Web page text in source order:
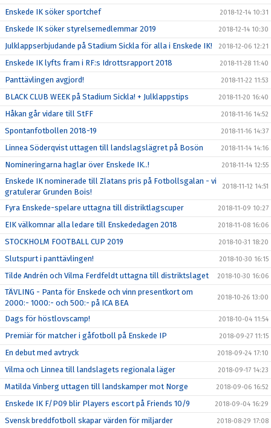
Enskede IK söker sportchef 2018-12-14 10:31
Enskede IK söker styrelsemedlemmar 2019 2018-12-14 10:30
Julklappserbjudande på Stadium Sickla för alla i Enskede IK! 2018-12-06 12:21
Enskede IK lyfts fram i RF:s Idrottsrapport 2018 2018-11-28 11:40
Panttävlingen avgjord! 2018-11-22 11:53
BLACK CLUB WEEK på Stadium Sickla! + Julklappstips 2018-11-20 16:40
Håkan går vidare till StFF 2018-11-16 14:52
Spontanfotbollen 2018-19 2018-11-16 14:37
Linnea Söderqvist uttagen till landslagslägret på Bosön 2018-11-14 14:16
Nomineringarna haglar över Enskede IK..! 2018-11-14 12:55
Enskede IK nominerade till Zlatans pris på Fotbollsgalan - vi
gratulerar Grunden Bois!
2018-11-12 14:51
Fyra Enskede-spelare uttagna till distriktlagscuper 2018-11-09 10:27
EIK välkomnar alla ledare till Enskededagen 2018 2018-11-08 16:06
STOCKHOLM FOOTBALL CUP 2019 2018-10-31 18:20
Slutspurt i panttävlingen! 2018-10-30 16:15
Tilde Andrén och Vilma Ferdfeldt uttagna till distriktslaget 2018-10-30 16:06
TÄVLING - Panta för Enskede och vinn presentkort om
2000:- 1000:- och 500:- på ICA BEA
2018-10-26 13:00
Dags för höstlovscamp! 2018-10-04 11:54
Premiär för matcher i gåfotboll på Enskede IP 2018-09-27 11:15
En debut med avtryck 2018-09-24 17:10
Vilma och Linnea till landslagets regionala läger 2018-09-17 14:23
Matilda Vinberg uttagen till landskamper mot Norge 2018-09-06 16:52
Enskede IK F/P09 blir Players escort på Friends 10/9 2018-09-04 16:29
Svensk breddfotboll skapar värden för miljarder 2018-08-29 17:08